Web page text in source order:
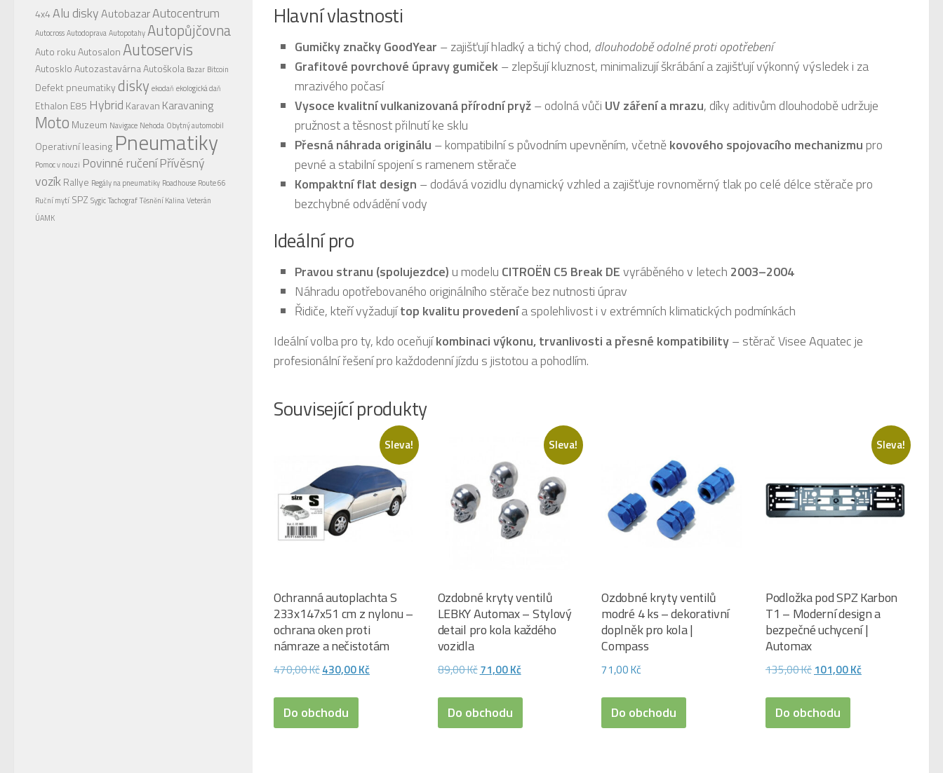
Hlavní vlastnosti
Gumičky značky GoodYear – zajišťují hladký a tichý chod, dlouhodobě odolné proti opotřebení
Grafitové povrchové úpravy gumiček– zlepšují kluznost, minimalizují škrábání a zajišťují výkonný výsledek i za
mrazivého počasí
Vysoce kvalitní vulkanizovaná přírodní pryž– odolná vůči UV záření a mrazu, díky aditivům dlouhodobě udržuje
pružnost a těsnost přilnutí ke sklu
Přesná náhrada originálu – kompatibilní s původním upevněním, včetněkovového spojovacího mechanizmu pro
pevné a stabilní spojení s ramenem stěrače
Kompaktní flat design – dodává vozidlu dynamický vzhled a zajišťuje rovnoměrný tlak po celé délce stěrače pro
bezchybné odvádění vody
Ideální pro
Pravou stranu (spolujezdce) u modelu CITROËN C5 Break DEvyráběného v letech 2003–2004
Náhradu opotřebovaného originálního stěrače bez nutnosti úprav
Řidiče, kteří vyžadujítop kvalitu provedenía spolehlivost i v extrémních klimatických podmínkách
Ideální volba pro ty, kdo oceňujíkombinaci výkonu, trvanlivosti a přesné kompatibility– stěrač Visee Aquatec je
profesionální řešení pro každodenní jízdu s jistotou a pohodlím.
Související produkty
Sleva!
Ochranná autoplachta S
233x147x51 cm z nylonu –
ochrana oken proti
námraze a nečistotám
470,00KčPůvodní
byla:
470,00 Kč.
430,00KčAktuální
Do obchodu
Sleva!
Ozdobné kryty ventilů
LEBKY Automax – Stylový
detail pro kola každého
vozidla
89,00KčPůvodní
byla:
89,00 Kč.
71,00KčAktuální
71,00 Kč.
Do obchodu
Ozdobné kryty ventilů
modré 4 ks – dekorativní
doplněk pro kola |
Compass
71,00Kč
Do obchodu
Sleva!
Podložka pod SPZ Karbon
T1 – Moderní design a
bezpečné uchycení |
Automax
135,00Kč Původní
byla:
135,00 Kč.
101,00KčAktuální
Do obchodu
4x4Alu diskyAutobazarAutocentrum
AutocrossAutodopravaAutopotahyAutopůjčovna
Auto rokuAutosalonAutoservis
AutoskloAutozastavárnaAutoškola Bazar Bitcoin
Defekt pneumatikydisky ekodaň ekologická daň
Ethalon E85 Hybrid Karavan Karavaning
Moto Muzeum Navigace Nehoda Obytný automobil
Operativní leasing Pneumatiky
Pomoc v nouzi Povinné ručeníPřívěsný
vozíkRallye Regály na pneumatiky Roadhouse Route 66
Ruční mytí SPZ SygicTachografTěsnění KalinaVeterán
ÚAMK